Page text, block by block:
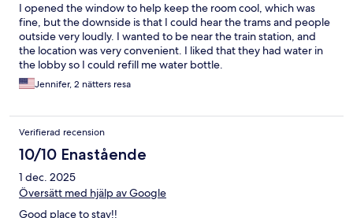
I opened the window to help keep the room cool, which was
fine, but the downside is that I could hear the trams and people
outside very loudly. I wanted to be near the train station, and
the location was very convenient. I liked that they had water in
the lobby so I could refill me water bottle.
Jennifer, 2 nätters resa
Verifierad recension
10/10 Enastående
1 dec. 2025
Översätt med hjälp av Google
Good place to stay!!